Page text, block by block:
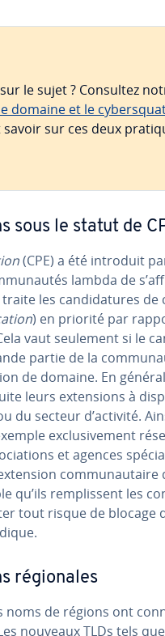
le sujet ? Consultez
domaine et le
savoir sur ces deux
sous le statut de
(CPE) a été introduit
lambda de
traite les can­di­da­tures
) en priorité par
vaut seulement si le
partie de la
de domaine. En
leurs ex­ten­sions à
du secteur d’activité.
ex­clu­si­ve­ment
et agences
com­mu­nau­taire
qu’ils rem­plis­sent les
tout risque de blocage
ré­gio­nales
noms de régions ont
nouveaux TLDs tels que